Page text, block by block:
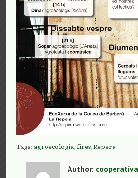
Tags:agroecologia,fires,Repera
Author: cooperativa